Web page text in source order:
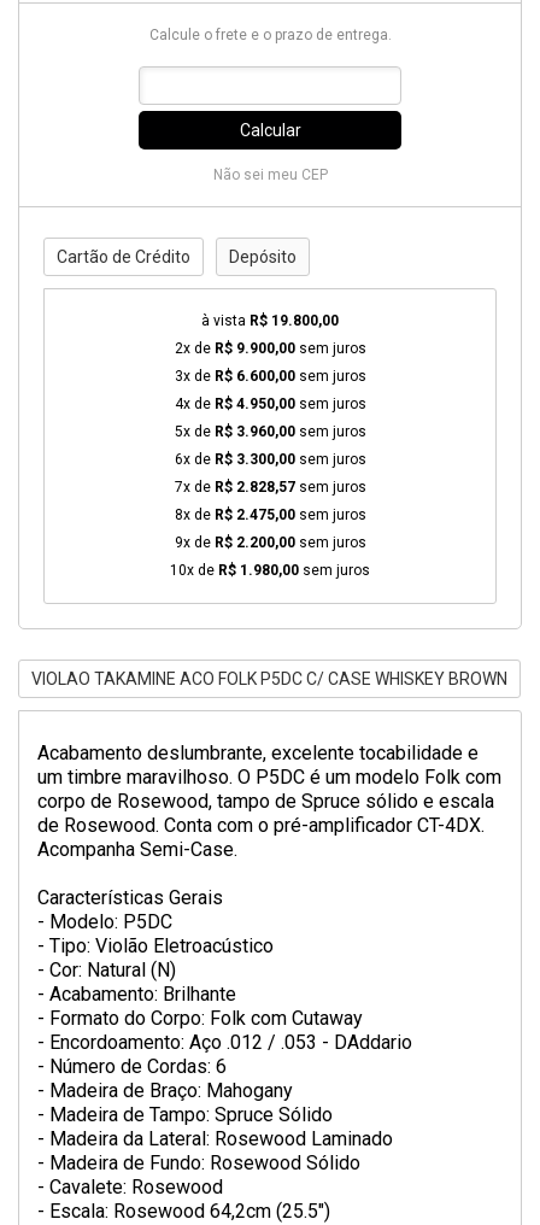
Calcule o frete e o prazo de entrega.
Calcular
Não sei meu CEP
Cartão de Crédito Depósito
à vista R$ 19.800,00
2x de R$ 9.900,00sem juros
3x de R$ 6.600,00sem juros
4x de R$ 4.950,00sem juros
5x de R$ 3.960,00sem juros
6x de R$ 3.300,00sem juros
7x de R$ 2.828,57sem juros
8x de R$ 2.475,00sem juros
9x de R$ 2.200,00sem juros
10x de R$ 1.980,00 sem juros
VIOLAO TAKAMINE ACO FOLK P5DC C/ CASE WHISKEY BROWN
Acabamento deslumbrante, excelente tocabilidade e
um timbre maravilhoso. O P5DC é um modelo Folk com
corpo de Rosewood, tampo de Spruce sólido e escala
de Rosewood. Conta com o pré-amplificador CT-4DX.
Acompanha Semi-Case.
Características Gerais
- Modelo: P5DC
- Tipo: Violão Eletroacústico
- Cor: Natural (N)
- Acabamento: Brilhante
- Formato do Corpo: Folk com Cutaway
- Encordoamento: Aço .012 / .053 - DAddario
- Número de Cordas: 6
- Madeira de Braço: Mahogany
- Madeira de Tampo: Spruce Sólido
- Madeira da Lateral: Rosewood Laminado
- Madeira de Fundo: Rosewood Sólido
- Cavalete: Rosewood
- Escala: Rosewood 64,2cm (25.5")